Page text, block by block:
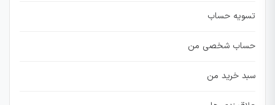
تسویه حساب
حساب شخصی من
سبد خرید من